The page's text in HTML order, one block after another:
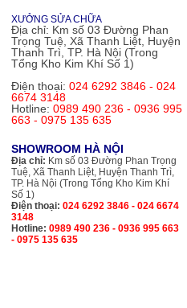
XƯỞNG SỬA CHỮA
Địa chỉ: Km số 03 Đường Phan
Trọng Tuệ, Xã Thanh Liệt, Huyện
Thanh Trì, TP. Hà Nội (Trong
Tổng Kho Kim Khí Số 1)
Điện thoại: 024 6292 3846 - 024
6674 3148
Hotline: 0989 490 236 - 0936 995
663 - 0975 135 635
SHOWROOM HÀ NỘI
Địa chỉ: Km số 03 Đường Phan Trọng
Tuệ, Xã Thanh Liệt, Huyện Thanh Trì,
TP. Hà Nội (Trong Tổng Kho Kim Khí
Số 1)
Điện thoại: 024 6292 3846 - 024 6674
3148
Hotline: 0989 490 236 - 0936 995 663
- 0975 135 635